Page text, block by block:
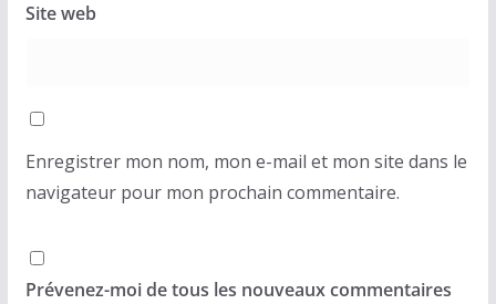
Site web
Enregistrer mon nom, mon e-mail et mon site dans le
navigateur pour mon prochain commentaire.
Prévenez-moi de tous les nouveaux commentaires